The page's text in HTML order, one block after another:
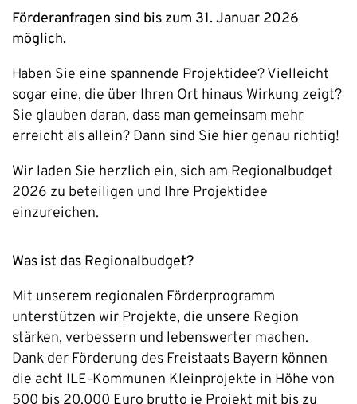
Förderanfragen sind bis zum 31. Januar 2026
möglich.
Haben Sie eine spannende Projektidee? Vielleicht
sogar eine, die über Ihren Ort hinaus Wirkung zeigt?
Sie glauben daran, dass man gemeinsam mehr
erreicht als allein? Dann sind Sie hier genau richtig!
Wir laden Sie herzlich ein, sich am Regionalbudget
2026 zu beteiligen und Ihre Projektidee
einzureichen.
Was ist das Regionalbudget?
Mit unserem regionalen Förderprogramm
unterstützen wir Projekte, die unsere Region
stärken, verbessern und lebenswerter machen.
Dank der Förderung des Freistaats Bayern können
die acht ILE-Kommunen Kleinprojekte in Höhe von